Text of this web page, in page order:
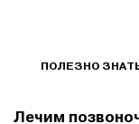
ПОЛЕЗНО
Лечим